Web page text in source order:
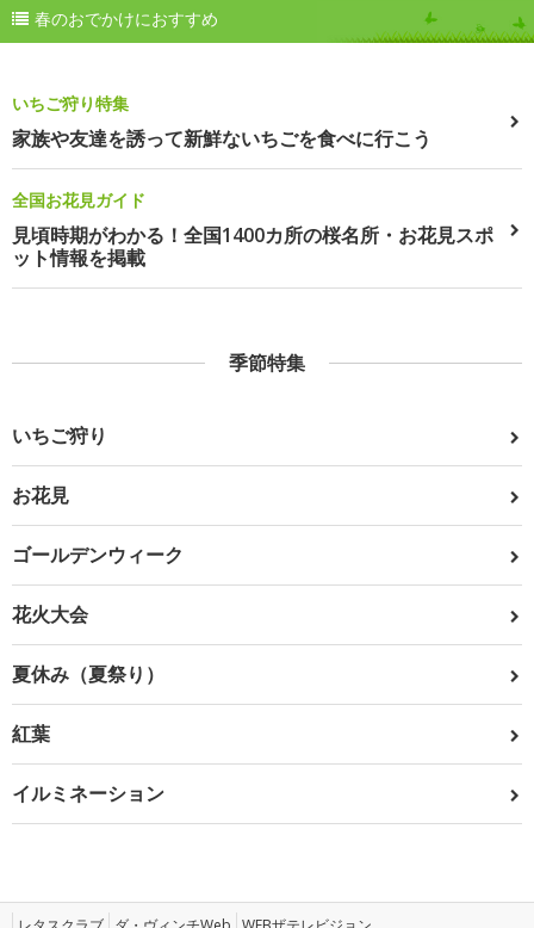
春のおでかけにおすすめ
いちご狩り特集
家族や友達を誘って新鮮ないちごを食べに行こう
全国お花見ガイド
見頃時期がわかる！全国1400カ所の桜名所・お花見スポ
ット情報を掲載
季節特集
いちご狩り
お花見
ゴールデンウィーク
花火大会
夏休み（夏祭り）
紅葉
イルミネーション